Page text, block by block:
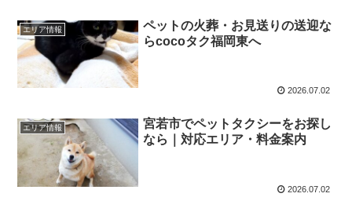
エリア情報
ペットの火葬・お見送りの送迎な
らcocoタク福岡東へ
2026.07.02
エリア情報
宮若市でペットタクシーをお探し
なら｜対応エリア・料金案内
2026.07.02